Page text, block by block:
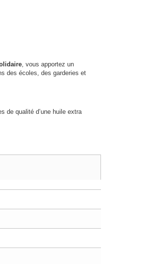
, vous apportez un
des écoles, des garderies et
de qualité d’une huile extra